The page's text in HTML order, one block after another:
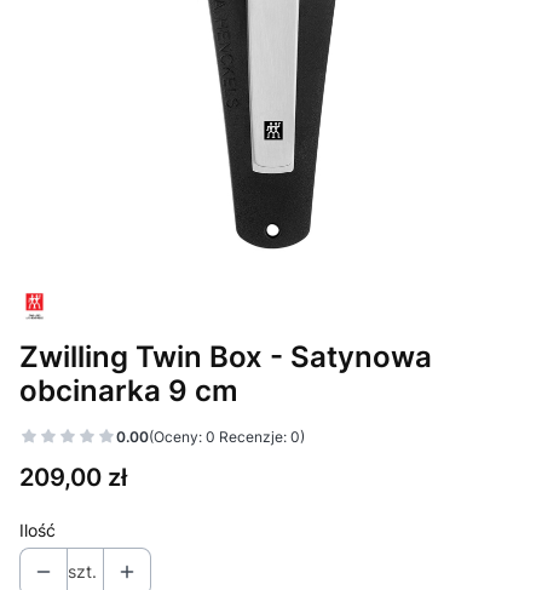
Zwilling Twin Box - Satynowa
obcinarka 9 cm
0.00(Oceny: 0 Recenzje: 0)
Cena
209,00 zł
Ilość
szt.